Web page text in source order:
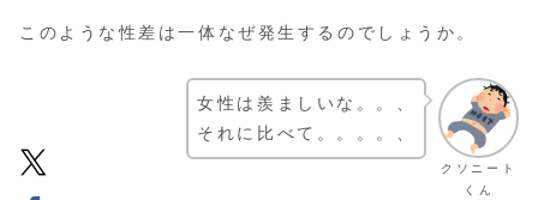
このような性差は一体なぜ発生するのでしょうか。
クソニート
くん
女性は羨ましいな。。、
それに比べて。。。。、